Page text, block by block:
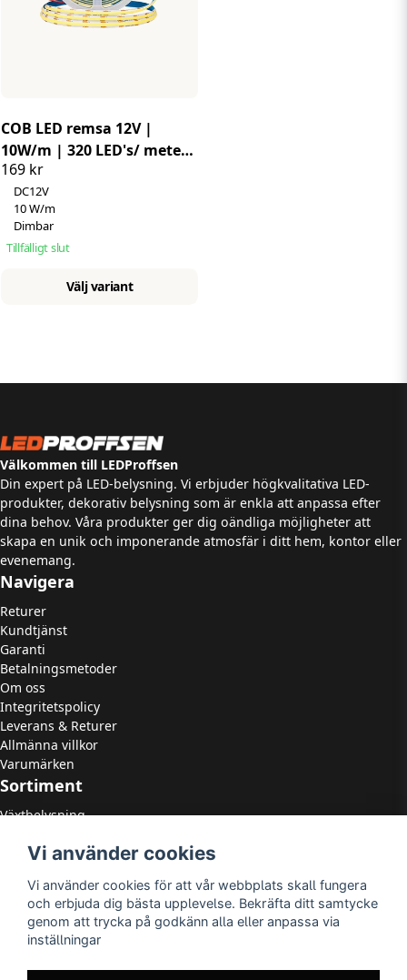
COB LED remsa 12V |
10W/m | 320 LED's/ meter
| 5 meter | Premium
169 kr
DC12V
10 W/m
Dimbar
Tillfälligt slut
Välj variant
Välkommen till LEDProffsen
Din expert på LED-belysning. Vi erbjuder högkvalitativa LED-
produkter, dekorativ belysning som är enkla att anpassa efter
dina behov. Våra produkter ger dig oändliga möjligheter att
skapa en unik och imponerande atmosfär i ditt hem, kontor eller
evenemang.
Navigera
Returer
Kundtjänst
Garanti
Betalningsmetoder
Om oss
Integritetspolicy
Leverans & Returer
Allmänna villkor
Varumärken
Sortiment
Växtbelysning
LED Paneler
LED Downlights
LED Takarmaturer
Tillbehör
OUTLED
LED-lister
Vi använder cookies
Vi använder cookies för att vår webbplats skall fungera
och erbjuda dig bästa upplevelse. Bekräfta ditt samtycke
genom att trycka på godkänn alla eller anpassa via
inställningar